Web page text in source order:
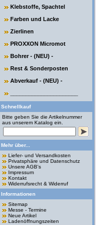
Klebstoffe, Spachtel
Farben und Lacke
Zierlinen
PROXXON Micromot
Bohrer - (NEU) -
Rest & Sonderposten
Abverkauf - (NEU) -
Schnellkauf
Bitte geben Sie die Artikelnummer
aus unserem Katalog ein.
Mehr über...
Liefer- und Versandkosten
Privatsphäre und Datenschutz
Unsere AGB's
Impressum
Kontakt
Widerrufsrecht & Widerruf
Informationen
Sitemap
Messe - Termine
Neue Artikel
Ladenöffnungszeiten